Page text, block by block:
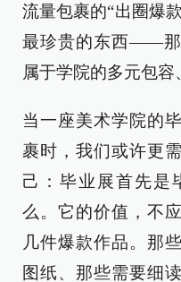
流量包裹的“出圈爆
最珍贵的东西——那
属于学院的多元包容
当一座美术学院的
裹时，我们或许更
己：毕业展首先是
么。它的价值，不
几件爆款作品。那
图纸、那些需要细